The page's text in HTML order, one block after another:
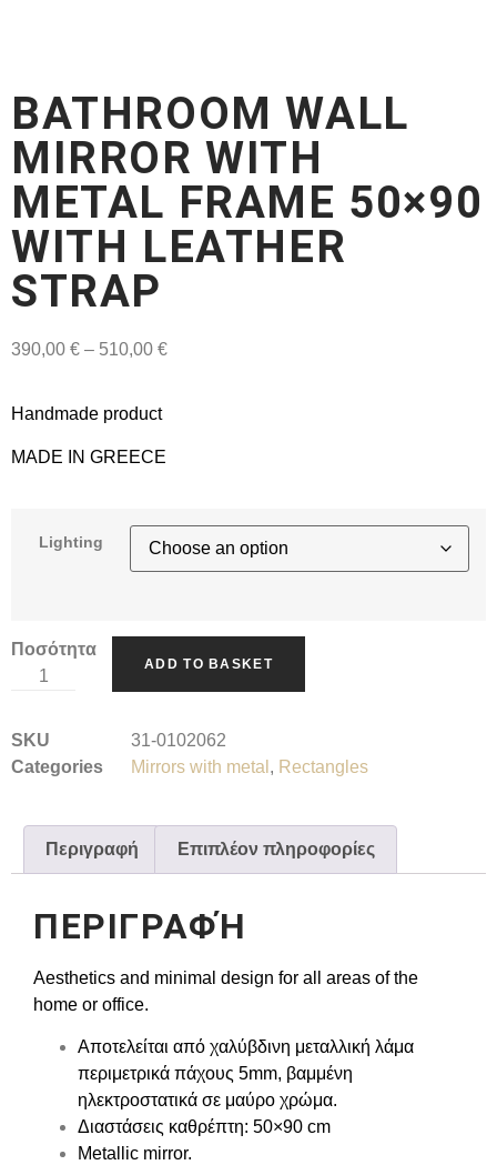
BATHROOM WALL
MIRROR WITH
METAL FRAME 50×90
WITH LEATHER
STRAP
390,00 € – 510,00 €
Handmade product
MADE IN GREECE
Lighting
Ποσότητα
ADD TO BASKET
SKU
31-0102062
Categories
Mirrors with metal , Rectangles
Περιγραφή Επιπλέον πληροφορίες
ΠΕΡΙΓΡΑΦΉ
Aesthetics and minimal design for all areas of the
home or office.
Αποτελείται από χαλύβδινη μεταλλική λάμα
περιμετρικά πάχους 5mm, βαμμένη
ηλεκτροστατικά σε μαύρο χρώμα.
Διαστάσεις καθρέπτη: 50×90 cm
Metallic mirror.